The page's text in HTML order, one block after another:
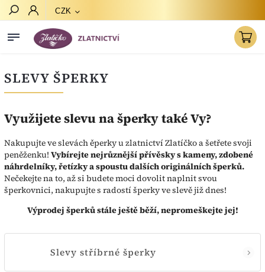
CZK
SLEVY ŠPERKY
Využijete slevu na šperky také Vy?
Nakupujte ve slevách ěperky u zlatnictví Zlatíčko a šetřete svoji
peněženku! Vybírejte nejrůznější přívěsky s kameny, zdobené
náhrdelníky, řetízky a spoustu dalších originálních šperků.
Nečekejte na to, až si budete moci dovolit naplnit svou
šperkovnici, nakupujte s radostí šperky ve slevě již dnes!
Výprodej šperků stále ještě běží, nepromeškejte jej!
Slevy stříbrné šperky